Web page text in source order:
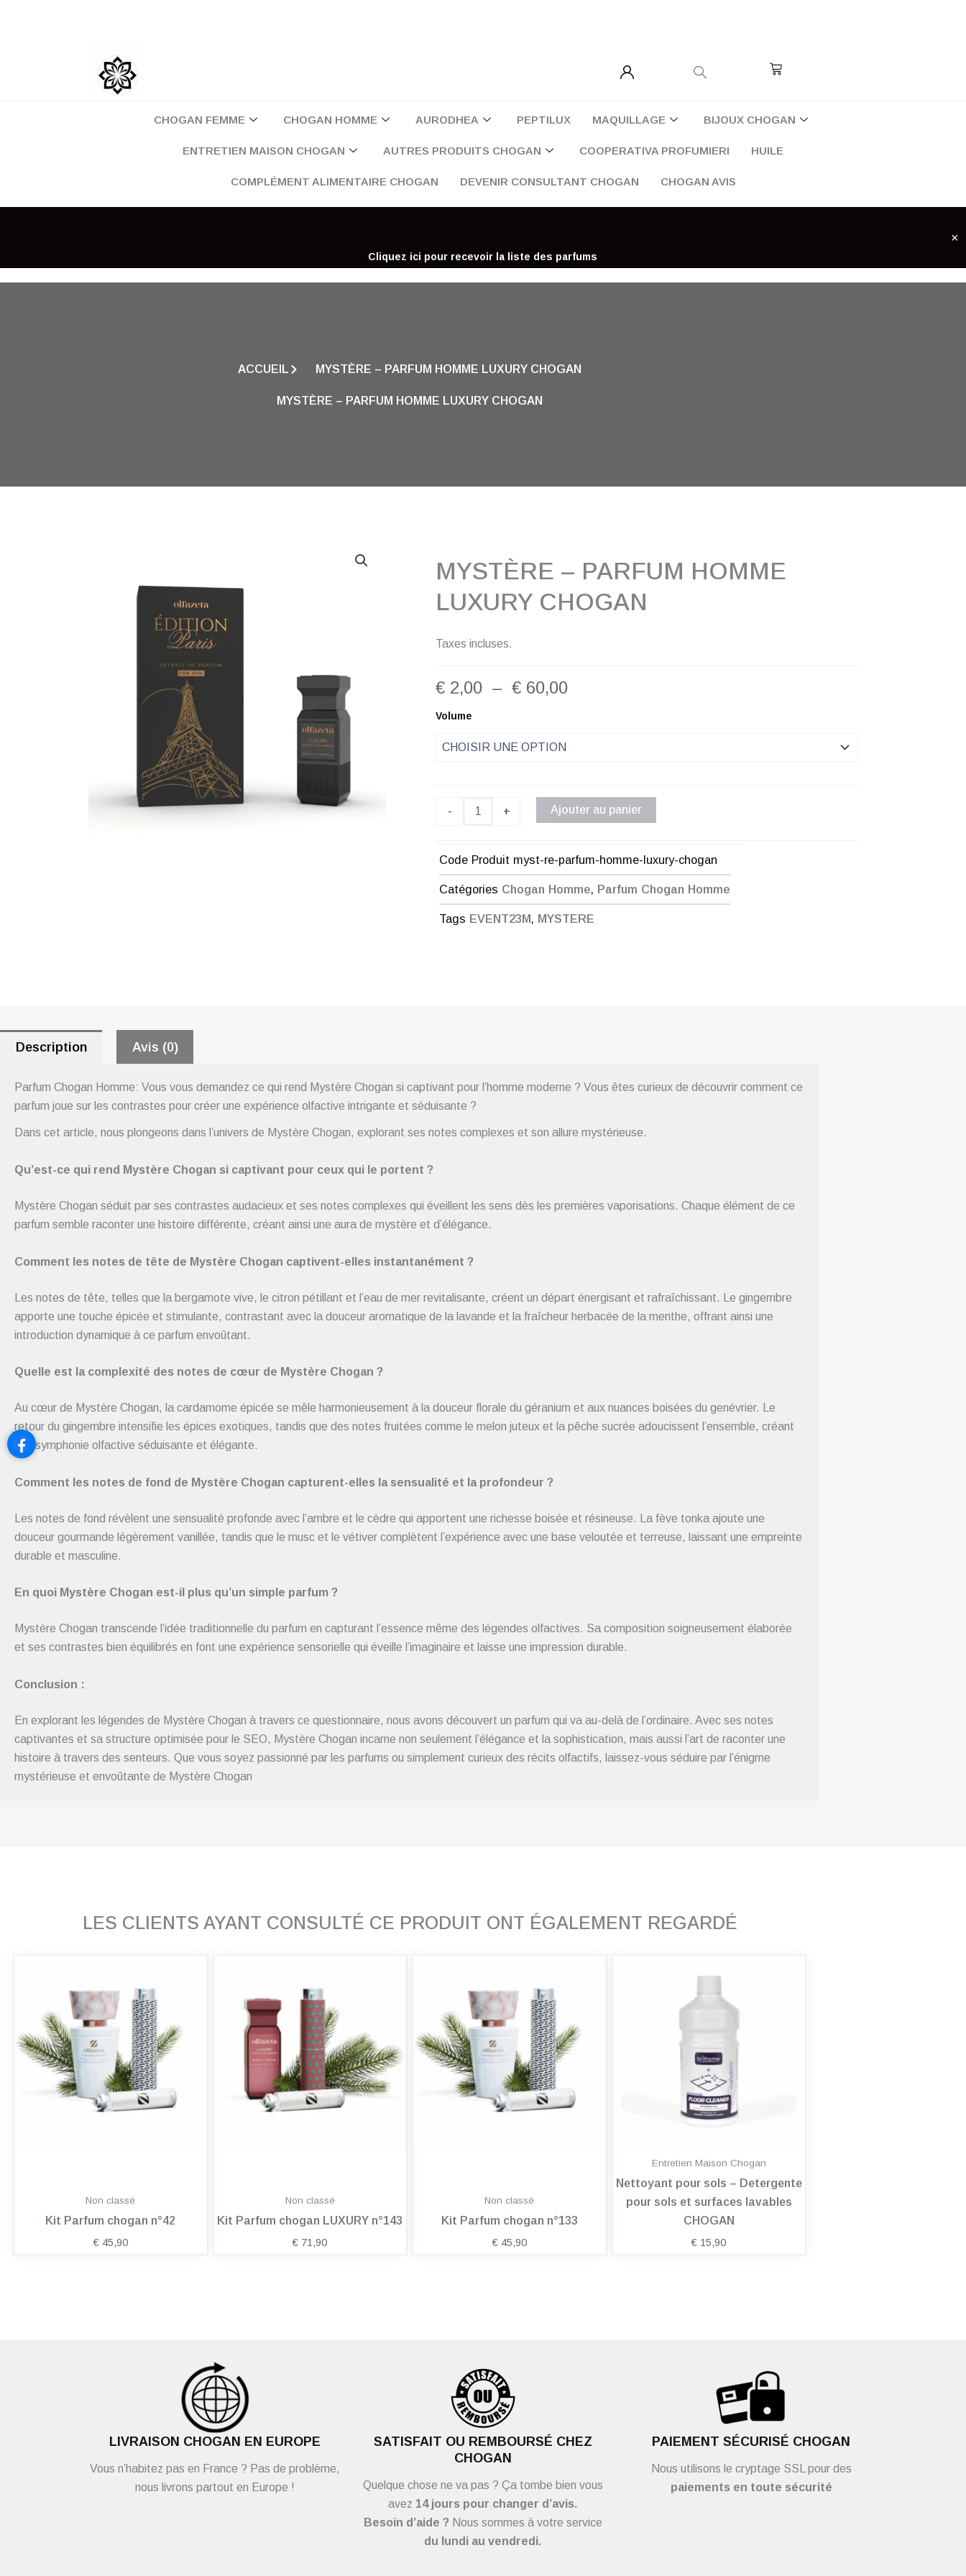
Cart
CHOGAN FEMME CHOGAN HOMME AURODHEA PEPTILUX MAQUILLAGE BIJOUX CHOGAN
ENTRETIEN MAISON CHOGAN AUTRES PRODUITS CHOGAN COOPERATIVA PROFUMIERI HUILE
COMPLÉMENT ALIMENTAIRE CHOGAN DEVENIR CONSULTANT CHOGAN CHOGAN AVIS
Cliquez ici pour recevoir la liste des parfums
×
ACCUEIL MYSTÈRE – PARFUM HOMME LUXURY CHOGAN
MYSTÈRE – PARFUM HOMME LUXURY CHOGAN
MYSTÈRE – PARFUM HOMME
LUXURY CHOGAN
Taxes incluses.
€ 2,00 – € 60,00Plage
à
€ 60,00
Volume
-
quantité
MYSTÈRE
CHOGAN
+ Ajouter au panier
Code Produit myst-re-parfum-homme-luxury-chogan
Catégories Chogan Homme, Parfum Chogan Homme
Tags EVENT23M , MYSTERE
Description Avis (0)
Parfum Chogan Homme: Vous vous demandez ce qui rend Mystère Chogan si captivant pour l’homme moderne ? Vous êtes curieux de découvrir comment ce
parfum joue sur les contrastes pour créer une expérience olfactive intrigante et séduisante ?
Dans cet article, nous plongeons dans l’univers de Mystère Chogan, explorant ses notes complexes et son allure mystérieuse.
Qu’est-ce qui rend Mystère Chogan si captivant pour ceux qui le portent ?
Mystère Chogan séduit par ses contrastes audacieux et ses notes complexes qui éveillent les sens dès les premières vaporisations. Chaque élément de ce
parfum semble raconter une histoire différente, créant ainsi une aura de mystère et d’élégance.
Comment les notes de tête de Mystère Chogan captivent-elles instantanément ?
Les notes de tête, telles que la bergamote vive, le citron pétillant et l’eau de mer revitalisante, créent un départ énergisant et rafraîchissant. Le gingembre
apporte une touche épicée et stimulante, contrastant avec la douceur aromatique de la lavande et la fraîcheur herbacée de la menthe, offrant ainsi une
introduction dynamique à ce parfum envoûtant.
Quelle est la complexité des notes de cœur de Mystère Chogan ?
Au cœur de Mystère Chogan, la cardamome épicée se mêle harmonieusement à la douceur florale du géranium et aux nuances boisées du genévrier. Le
retour du gingembre intensifie les épices exotiques, tandis que des notes fruitées comme le melon juteux et la pêche sucrée adoucissent l’ensemble, créant
une symphonie olfactive séduisante et élégante.
Comment les notes de fond de Mystère Chogan capturent-elles la sensualité et la profondeur ?
Les notes de fond révèlent une sensualité profonde avec l’ambre et le cèdre qui apportent une richesse boisée et résineuse. La fève tonka ajoute une
douceur gourmande légèrement vanillée, tandis que le musc et le vétiver complètent l’expérience avec une base veloutée et terreuse, laissant une empreinte
durable et masculine.
En quoi Mystère Chogan est-il plus qu’un simple parfum ?
Mystère Chogan transcende l’idée traditionnelle du parfum en capturant l’essence même des légendes olfactives. Sa composition soigneusement élaborée
et ses contrastes bien équilibrés en font une expérience sensorielle qui éveille l’imaginaire et laisse une impression durable.
Conclusion :
En explorant les légendes de Mystère Chogan à travers ce questionnaire, nous avons découvert un parfum qui va au-delà de l’ordinaire. Avec ses notes
captivantes et sa structure optimisée pour le SEO, Mystère Chogan incarne non seulement l’élégance et la sophistication, mais aussi l’art de raconter une
histoire à travers des senteurs. Que vous soyez passionné par les parfums ou simplement curieux des récits olfactifs, laissez-vous séduire par l’énigme
mystérieuse et envoûtante de Mystère Chogan
LES CLIENTS AYANT CONSULTÉ CE PRODUIT ONT ÉGALEMENT REGARDÉ
Non classé
Kit Parfum chogan n°42
€ 45,90
Non classé
Kit Parfum chogan LUXURY n°143
€ 71,90
Non classé
Kit Parfum chogan n°133
€ 45,90
Entretien Maison Chogan
Nettoyant pour sols – Detergente
pour sols et surfaces lavables
CHOGAN
€ 15,90
LIVRAISON CHOGAN EN EUROPE
Vous n’habitez pas en France ? Pas de problème,
nous livrons partout en Europe !
SATISFAIT OU REMBOURSÉ CHEZ
CHOGAN
Quelque chose ne va pas ? Ça tombe bien vous
avez 14 jours pour changer d’avis.
Besoin d’aide ?Nous sommes à votre service
du lundi au vendredi.
PAIEMENT SÉCURISÉ CHOGAN
Nous utilisons le cryptage SSL pour des
paiements en toute sécurité